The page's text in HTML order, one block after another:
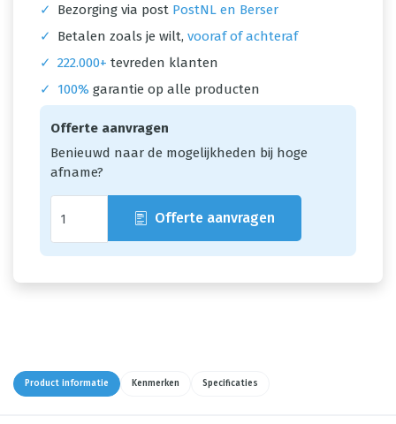
✓ Bezorging via post PostNL en Berser
✓
Betalen zoals je wilt, vooraf of achteraf
✓ 222.000+ tevreden klanten
✓
100% garantie op alle producten
Offerte aanvragen
Benieuwd naar de mogelijkheden bij hoge
afname?
Offerte aanvragen
Product informatie Kenmerken Specificaties